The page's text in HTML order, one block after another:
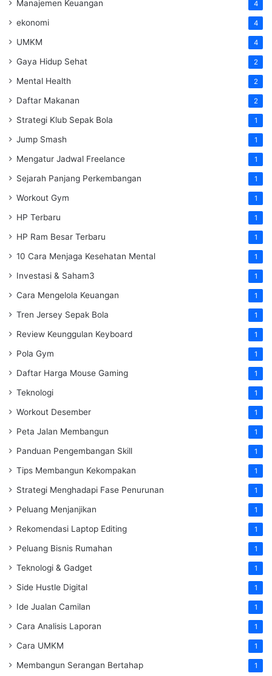
Manajemen Keuangan 4
ekonomi 4
UMKM 4
Gaya Hidup Sehat 2
Mental Health 2
Daftar Makanan 2
Strategi Klub Sepak Bola 1
Jump Smash 1
Mengatur Jadwal Freelance 1
Sejarah Panjang Perkembangan 1
Workout Gym 1
HP Terbaru 1
HP Ram Besar Terbaru 1
10 Cara Menjaga Kesehatan Mental 1
Investasi & Saham3 1
Cara Mengelola Keuangan 1
Tren Jersey Sepak Bola 1
Review Keunggulan Keyboard 1
Pola Gym 1
Daftar Harga Mouse Gaming 1
Teknologi 1
Workout Desember 1
Peta Jalan Membangun 1
Panduan Pengembangan Skill 1
Tips Membangun Kekompakan 1
Strategi Menghadapi Fase Penurunan 1
Peluang Menjanjikan 1
Rekomendasi Laptop Editing 1
Peluang Bisnis Rumahan 1
Teknologi & Gadget 1
Side Hustle Digital 1
Ide Jualan Camilan 1
Cara Analisis Laporan 1
Cara UMKM 1
Membangun Serangan Bertahap 1